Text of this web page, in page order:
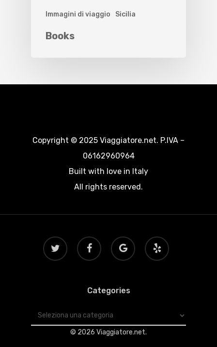
Immagini di viaggio Sicilia
Books
Copyright © 2025 Viaggiatore.net. P.IVA –
06162960964
Built with love in Italy
All rights reserved.
twitter facebook
google-
plus
yelp
Categories
Categories
© 2026 Viaggiatore.net.